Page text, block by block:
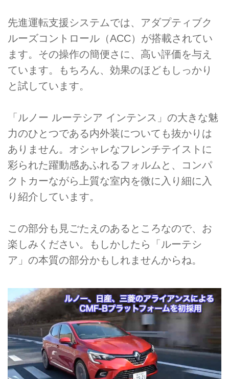
先進運転支援システムでは、アダプティブク
ルーズコントロール（ACC）が搭載されてい
ます。その操作の簡便さに、高い評価を与え
ています。もちろん、効果のほどもしっかり
と試しています。
「ルノー ルーテシア インテンス」の大きな魅
力のひとつである内外装についても抜かりは
ありません。オシャレなフレンチテイストに
彩られた躍動感あふれるフォルムと、コンパ
クトカーながら上質な室内を微に入り細に入
り紹介しています。
この部分も見ごたえのあるところなので、お
楽しみください。もしかしたら「ルーテシ
ア」の本質の部分かもしれませんからね。